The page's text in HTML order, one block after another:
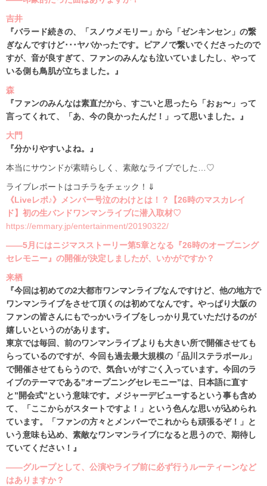
吉井
『バラード続きの、「スノウメモリー」から「ゼンキンセン」の繋
ぎなんですけど･･･ヤバかったです。ピアノで繋いでくださったので
すが、音が良すぎて、ファンのみんなも泣いていましたし、やって
いる側も鳥肌が立ちました。』
森
『ファンのみんなは素直だから、すごいと思ったら「おぉ〜」って
言ってくれて、「あ、今の良かったんだ！」って思いました。』
大門
『分かりやすいよね。』
本当にサウンドが素晴らしく、素敵なライブでした…♡
ライブレポートはコチラをチェック！⇓
《Liveレポ♪》メンバー号泣のわけとは！？【26時のマスカレイ
ド】初の生バンドワンマンライブに潜入取材♡
https://emmary.jp/entertainment/20190322/
――5月にはニジマスストーリー第5章となる『26時のオープニング
セレモニー』の開催が決定しましたが、いかがですか？
来栖
『今回は初めての2大都市ワンマンライブなんですけど、他の地方で
ワンマンライブをさせて頂くのは初めてなんです。やっぱり大阪の
ファンの皆さんにもでっかいライブをしっかり見ていただけるのが
嬉しいというのがあります。
東京では毎回、前のワンマンライブよりも大きい所で開催させても
らっているのですが、今回も過去最大規模の「品川ステラボール」
で開催させてもらうので、気合いがすごく入っています。今回のラ
イブのテーマである”オープニングセレモニー”は、日本語に直す
と”開会式”という意味です。メジャーデビューするという事も含め
て、「ここからがスタートですよ！」という色んな思いが込められ
ています。「ファンの方々とメンバーでこれからも頑張るぞ！」と
いう意味も込め、素敵なワンマンライブになると思うので、期待し
ていてください！』
――グループとして、公演やライブ前に必ず行うルーティーンなど
はありますか？